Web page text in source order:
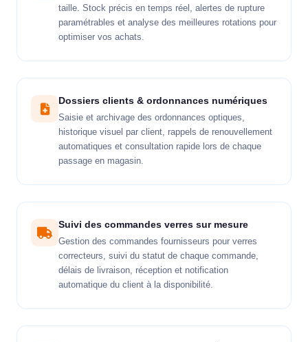
taille. Stock précis en temps réel, alertes de rupture
paramétrables et analyse des meilleures rotations pour
optimiser vos achats.
Dossiers clients & ordonnances numériques
Saisie et archivage des ordonnances optiques,
historique visuel par client, rappels de renouvellement
automatiques et consultation rapide lors de chaque
passage en magasin.
Suivi des commandes verres sur mesure
Gestion des commandes fournisseurs pour verres
correcteurs, suivi du statut de chaque commande,
délais de livraison, réception et notification
automatique du client à la disponibilité.